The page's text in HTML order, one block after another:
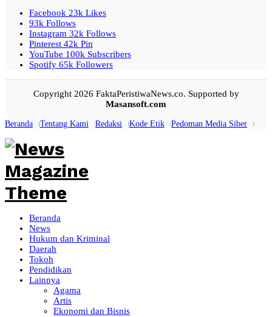
Facebook 23k Likes
93k Follows
Instagram 32k Follows
Pinterest 42k Pin
YouTube 100k Subscribers
Spotify 65k Followers
Copyright 2026 FaktaPeristiwaNews.co. Supported by
Masansoft.com
Beranda Tentang Kami Redaksi Kode Etik Pedoman Media Siber
Beranda
News
Hukum dan Kriminal
Daerah
Tokoh
Pendidikan
Lainnya
Agama
Artis
Ekonomi dan Bisnis